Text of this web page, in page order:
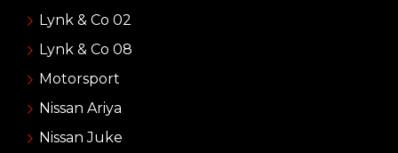
Lynk & Co 02
Lynk & Co 08
Motorsport
Nissan Ariya
Nissan Juke